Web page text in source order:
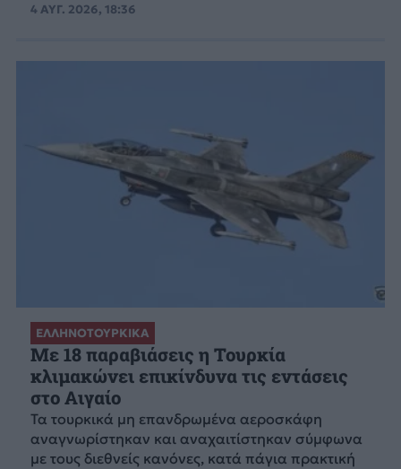
4 ΑΥΓ. 2026, 18:36
ΕΛΛΗΝΟΤΟΥΡΚΙΚΑ
Με 18 παραβιάσεις η Τουρκία
κλιμακώνει επικίνδυνα τις εντάσεις
στο Αιγαίο
Τα τουρκικά μη επανδρωμένα αεροσκάφη
αναγνωρίστηκαν και αναχαιτίστηκαν σύμφωνα
με τους διεθνείς κανόνες, κατά πάγια πρακτική